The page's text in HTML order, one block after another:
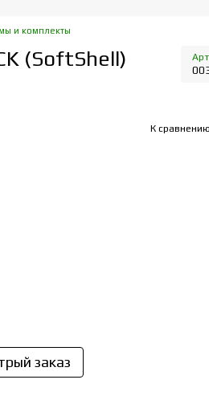
и комплекты
(SoftShell)
К сравнению
заказ